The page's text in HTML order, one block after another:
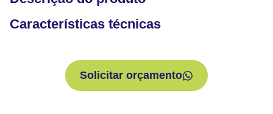
Características técnicas
Solicitar orçamento